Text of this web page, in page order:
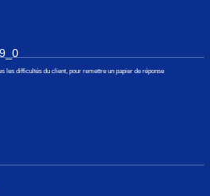
les difficultés du client, pour remettre un papier de réponse